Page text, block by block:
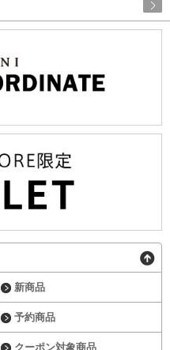
新商品
予約商品
クーポン対象商品